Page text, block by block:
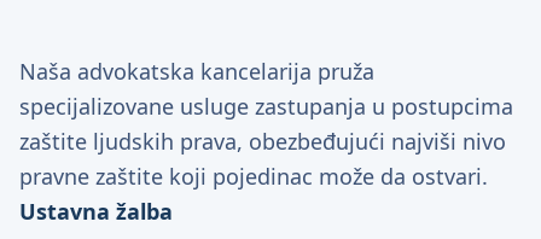
Naša advokatska kancelarija pruža
specijalizovane usluge zastupanja u postupcima
zaštite ljudskih prava, obezbeđujući najviši nivo
pravne zaštite koji pojedinac može da ostvari.
Ustavna žalba